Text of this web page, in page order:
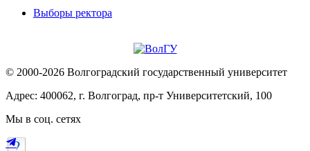
Выборы ректора
© 2000-2026 Волгоградский государственный университет
Адрес: 400062, г. Волгоград, пр-т Университетский, 100
Мы в соц. сетях